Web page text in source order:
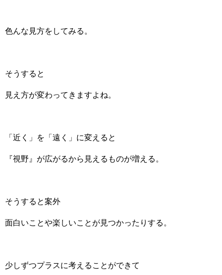
色んな見方をしてみる。
そうすると
見え方が変わってきますよね。
「近く」を「遠く」に変えると
『視野』が広がるから見えるものが増える。
そうすると案外
面白いことや楽しいことが見つかったりする。
少しずつプラスに考えることができて